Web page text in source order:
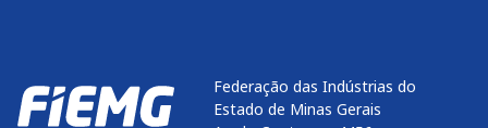
Federação das Indústrias do
Estado de Minas Gerais